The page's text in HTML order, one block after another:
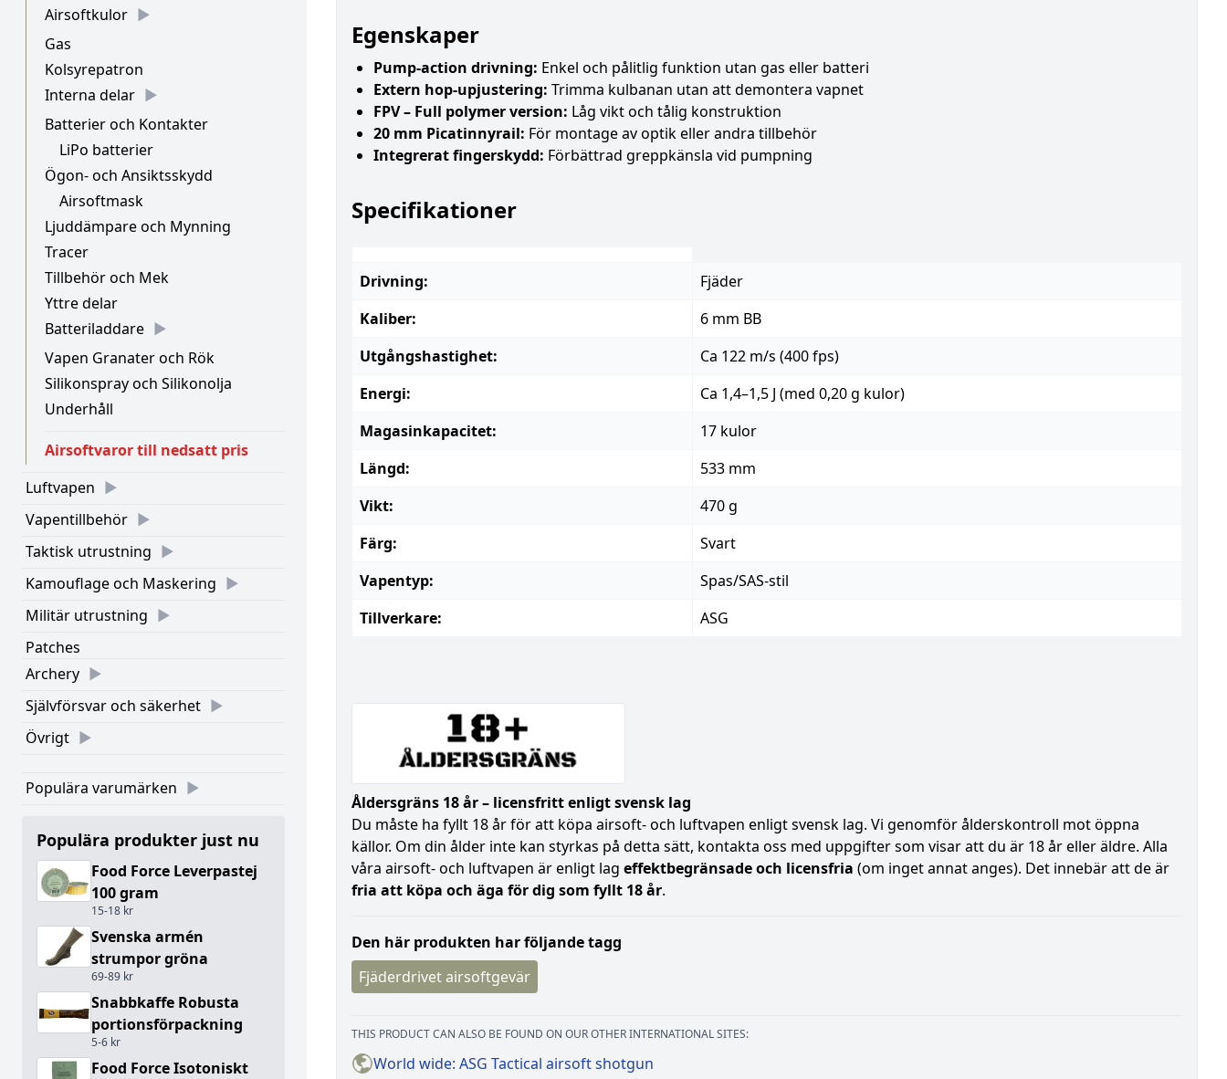
Airsoftkulor
Gas
Kolsyrepatron
Interna delar
Batterier och Kontakter
LiPo batterier
Ögon- och Ansiktsskydd
Airsoftmask
Ljuddämpare och Mynning
Tracer
Tillbehör och Mek
Yttre delar
Batteriladdare
Vapen Granater och Rök
Silikonspray och Silikonolja
Underhåll
Airsoftvaror till nedsatt pris
Luftvapen
Vapentillbehör
Taktisk utrustning
Kamouflage och Maskering
Militär utrustning
Patches
Archery
Självförsvar och säkerhet
Övrigt
Populära varumärken
Populära produkter just nu
Food Force Leverpastej
100 gram
15-18 kr
Svenska armén
strumpor gröna
69-89 kr
Snabbkaffe Robusta
portionsförpackning
5-6 kr
Food Force Isotoniskt
Egenskaper
Pump-action drivning: Enkel och pålitlig funktion utan gas eller batteri
Extern hop-upjustering: Trimma kulbanan utan att demontera vapnet
FPV – Full polymer version: Låg vikt och tålig konstruktion
20 mm Picatinnyrail: För montage av optik eller andra tillbehör
Integrerat fingerskydd: Förbättrad greppkänsla vid pumpning
Specifikationer
Drivning:
Fjäder
Kaliber:
6 mm BB
Utgångshastighet:
Ca 122 m/s (400 fps)
Energi:
Ca 1,4–1,5 J (med 0,20 g kulor)
Magasinkapacitet:
17 kulor
Längd:
533 mm
Vikt:
470 g
Färg:
Svart
Vapentyp:
Spas/SAS-stil
Tillverkare:
ASG
Åldersgräns 18 år – licensfritt enligt svensk lag
Du måste ha fyllt 18 år för att köpa airsoft- och luftvapen enligt svensk lag. Vi genomför ålderskontroll mot öppna
källor. Om din ålder inte kan styrkas på detta sätt, kontakta oss med uppgifter som visar att du är 18 år eller äldre. Alla
våra airsoft- och luftvapen är enligt lag effektbegränsade och licensfria (om inget annat anges). Det innebär att de är
fria att köpa och äga för dig som fyllt 18 år.
Den här produkten har följande tagg
Fjäderdrivet airsoftgevär
THIS PRODUCT CAN ALSO BE FOUND ON OUR OTHER INTERNATIONAL SITES:
World wide: ASG Tactical airsoft shotgun